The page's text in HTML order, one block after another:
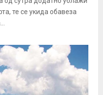
те се укида обавеза